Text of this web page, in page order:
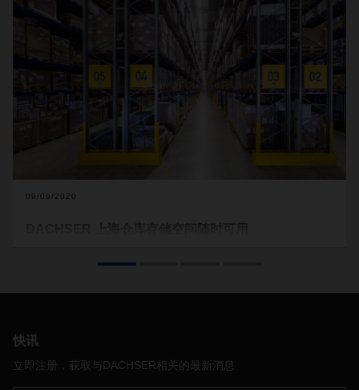
09/09/2020
快讯
立即注册，获取与DACHSER相关的最新消息